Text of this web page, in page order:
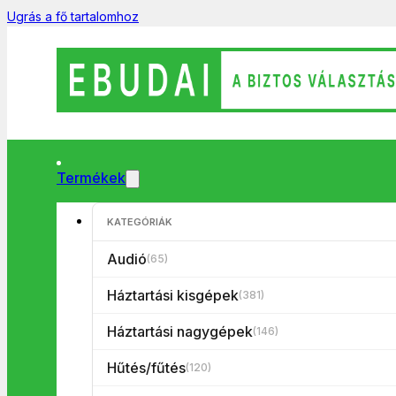
Ugrás a fő tartalomhoz
Termékek
KATEGÓRIÁK
Audió(65)
Háztartási kisgépek(381)
Háztartási nagygépek(146)
Hűtés/fűtés(120)
Termék kategóriák